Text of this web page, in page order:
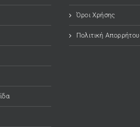
Όροι Χρήσης
Πολιτική Απορρήτου